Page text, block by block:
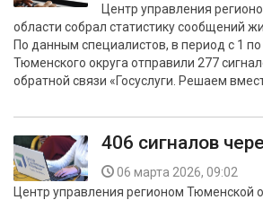
Центр управления
области собрал статистику сообщений
По данным специалистов, в период с 1
Тюменского округа отправили 277
обратной связи «Госуслуги. Решаем
406 сигналов
06 марта 2026, 09:02
Центр управления регионом Тюменской